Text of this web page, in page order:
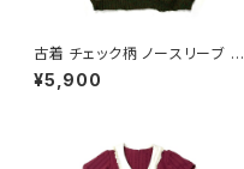
古着 チェック柄 ノースリーブ ベ
スト 緑 (ttu2501125)
¥5,900